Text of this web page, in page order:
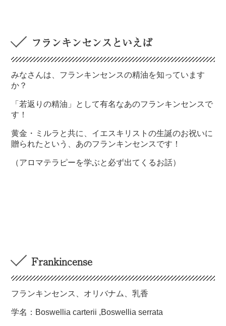
フランキンセンスといえば
みなさんは、フランキンセンスの精油を知っています
か？
「若返りの精油」として有名なあのフランキンセンスで
す！
黄金・ミルラと共に、イエスキリストの生誕のお祝いに
贈られたという、あのフランキンセンスです！
（アロマテラピーを学ぶと必ず出てくるお話）
Frankincense
フランキンセンス、オリバナム、乳香
学名：Boswellia carterii ,Boswellia serrata